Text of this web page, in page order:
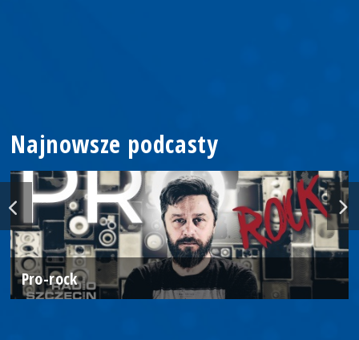
Najnowsze podcasty
Pro-rock